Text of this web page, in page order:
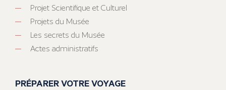
Projet Scientifique et Culturel
Projets du Musée
Les secrets du Musée
Actes administratifs
PRÉPARER VOTRE VOYAGE